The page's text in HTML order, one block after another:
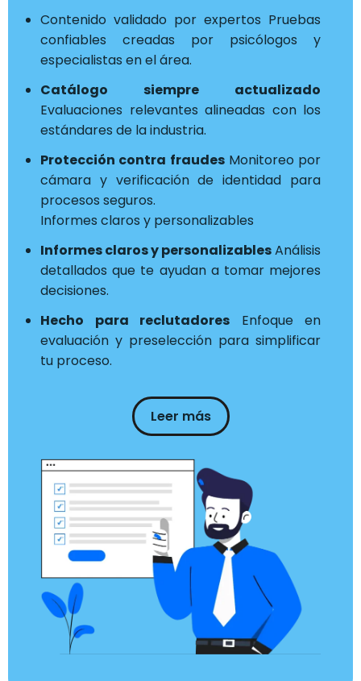
Contenido validado por expertos Pruebas
confiables creadas por psicólogos y
especialistas en el área.
Catálogo siempre actualizado
Evaluaciones relevantes alineadas con los
estándares de la industria.
Protección contra fraudesMonitoreo por
cámara y verificación de identidad para
procesos seguros.
Informes claros y personalizables
Informes claros y personalizablesAnálisis
detallados que te ayudan a tomar mejores
decisiones.
Hecho para reclutadores Enfoque en
evaluación y preselección para simplificar
tu proceso.
Leer más